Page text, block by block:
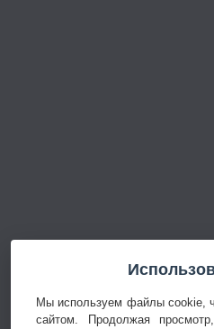
Мы используем файлы cookie,
сайтом. Продолжая